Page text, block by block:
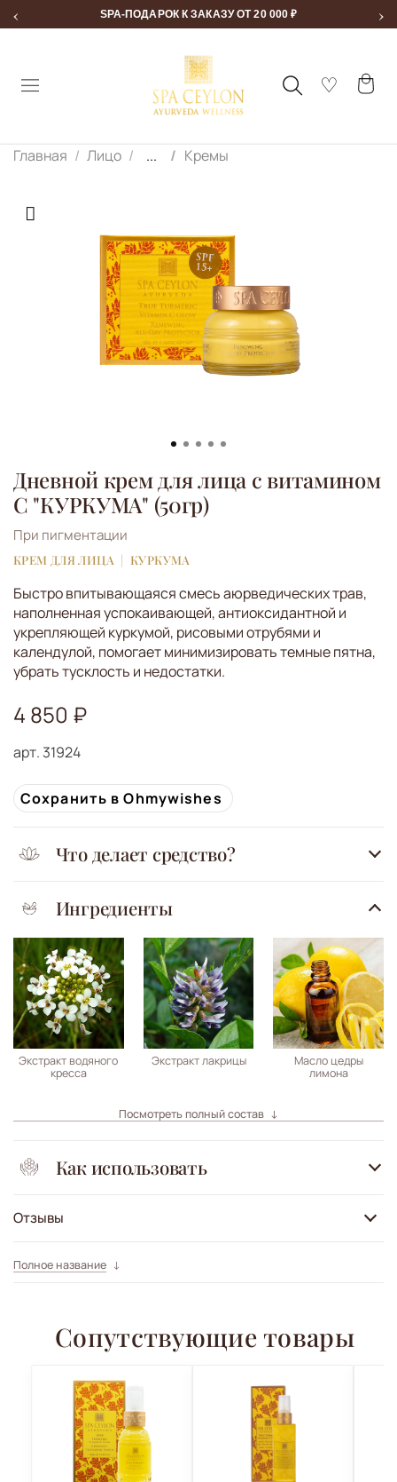
‹ SPA-ПОДАРОК К ЗАКАЗУ ОТ 20 000 ₽ ›
Главная Лицо ... Кремы
арт. 31924
Дневной крем для лица с витамином
С "КУРКУМА" (50гр)
4 850 ₽
Сохранить в Ohmywishes
При пигментации
КРЕМ ДЛЯ ЛИЦА КУРКУМА
Быстро впитывающаяся смесь аюрведических трав,
наполненная успокаивающей, антиоксидантной и
укрепляющей куркумой, рисовыми отрубями и
календулой, помогает минимизировать темные пятна,
убрать тусклость и недостатки.
Что делает средство?
Ингредиенты
Экстракт водяного
кресса
Экстракт лакрицы
Масло цедры
лимона
Посмотреть полный состав
Как использовать
Отзывы
Полное название
Сопутствующие товары